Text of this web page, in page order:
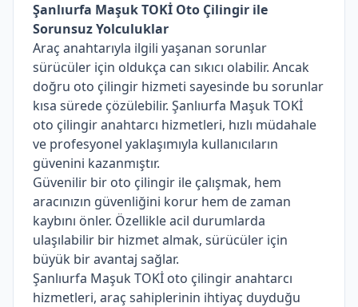
Şanlıurfa Maşuk TOKİ Oto Çilingir ile
Sorunsuz Yolculuklar
Araç anahtarıyla ilgili yaşanan sorunlar
sürücüler için oldukça can sıkıcı olabilir. Ancak
doğru oto çilingir hizmeti sayesinde bu sorunlar
kısa sürede çözülebilir. Şanlıurfa Maşuk TOKİ
oto çilingir anahtarcı hizmetleri, hızlı müdahale
ve profesyonel yaklaşımıyla kullanıcıların
güvenini kazanmıştır.
Güvenilir bir oto çilingir ile çalışmak, hem
aracınızın güvenliğini korur hem de zaman
kaybını önler. Özellikle acil durumlarda
ulaşılabilir bir hizmet almak, sürücüler için
büyük bir avantaj sağlar.
Şanlıurfa Maşuk TOKİ oto çilingir anahtarcı
hizmetleri, araç sahiplerinin ihtiyaç duyduğu